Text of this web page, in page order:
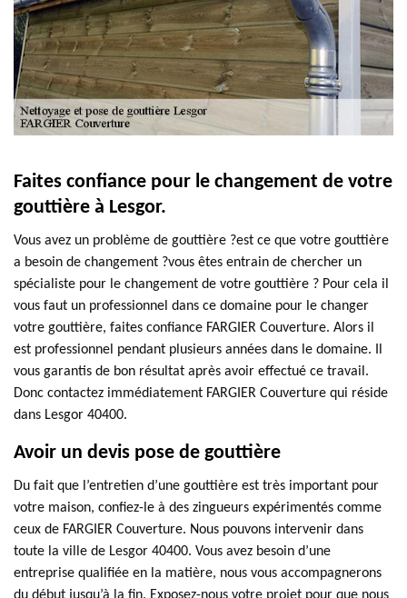
Faites confiance pour le changement de votre
gouttière à Lesgor.
Vous avez un problème de gouttière ?est ce que votre gouttière
a besoin de changement ?vous êtes entrain de chercher un
spécialiste pour le changement de votre gouttière ? Pour cela il
vous faut un professionnel dans ce domaine pour le changer
votre gouttière, faites confiance FARGIER Couverture. Alors il
est professionnel pendant plusieurs années dans le domaine. Il
vous garantis de bon résultat après avoir effectué ce travail.
Donc contactez immédiatement FARGIER Couverture qui réside
dans Lesgor 40400.
Avoir un devis pose de gouttière
Du fait que l’entretien d’une gouttière est très important pour
votre maison, confiez-le à des zingueurs expérimentés comme
ceux de FARGIER Couverture. Nous pouvons intervenir dans
toute la ville de Lesgor 40400. Vous avez besoin d’une
entreprise qualifiée en la matière, nous vous accompagnerons